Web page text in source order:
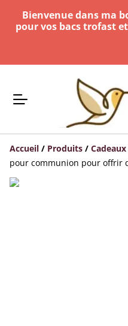
Bienvenue dans ma
pour vos bacs trofast
Accueil / Produits /
pour communion pour offrir